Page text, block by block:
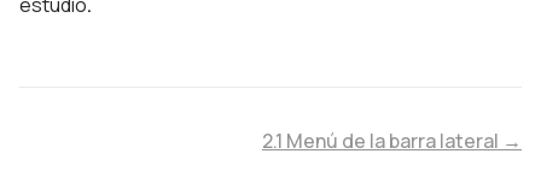
2.1 Menú de la barra lateral →